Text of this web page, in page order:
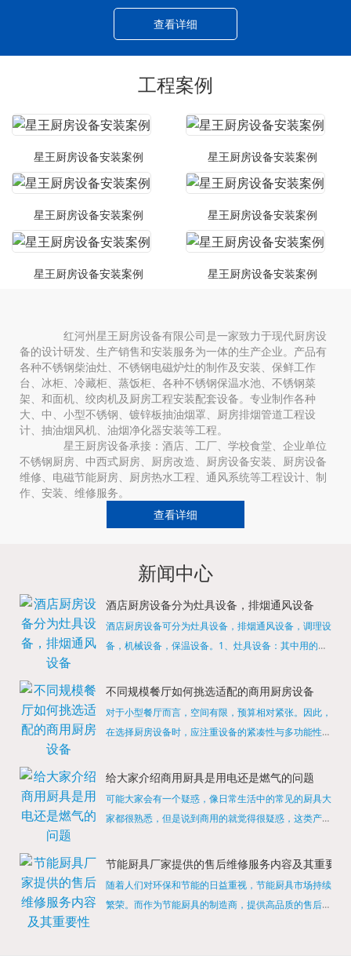
查看详细
工程案例
星王厨房设备安装案例 星王厨房设备安装案例
星王厨房设备安装案例 星王厨房设备安装案例
星王厨房设备安装案例 星王厨房设备安装案例
红河州星王厨房设备有限公司是一家致力于现代厨房设
备的设计研发、生产销售和安装服务为一体的生产企业。产品有
各种不锈钢柴油灶、不锈钢电磁炉灶的制作及安装、保鲜工作
台、冰柜、冷藏柜、蒸饭柜、各种不锈钢保温水池、不锈钢菜
架、和面机、绞肉机及厨房工程安装配套设备。专业制作各种
大、中、小型不锈钢、镀锌板抽油烟罩、厨房排烟管道工程设
计、抽油烟风机、油烟净化器安装等工程。
星王厨房设备承接：酒店、工厂、学校食堂、企业单位
不锈钢厨房、中西式厨房、厨房改造、厨房设备安装、厨房设备
维修、电磁节能厨房、厨房热水工程、通风系统等工程设计、制
作、安装、维修服务。
查看详细
新闻中心
酒店厨房设备分为灶具设备，排烟通风设备
酒店厨房设备可分为灶具设备，排烟通风设备，调理设
备，机械设备，保温设备。1、灶具设备：其中用的较
缺少的，经过相关检测证明的合格设备才能进行使用，
不同规模餐厅如何挑选适配的商用厨房设备
对于小型餐厅而言，空间有限，预算相对紧张。因此，
在选择厨房设备时，应注重设备的紧凑性与多功能性。
烹饪设备，既能节省空间，又能满足多样化的烹饪需
给大家介绍商用厨具是用电还是燃气的问题
可能大家会有一个疑惑，像日常生活中的常见的厨具大
家都很熟悉，但是说到商用的就觉得很疑惑，这类产品
店用的就是商用的吗?还真别说，真被大家猜对了，这
节能厨具厂家提供的售后维修服务内容及其重要性
随着人们对环保和节能的日益重视，节能厨具市场持续
繁荣。而作为节能厨具的制造商，提供高品质的售后维